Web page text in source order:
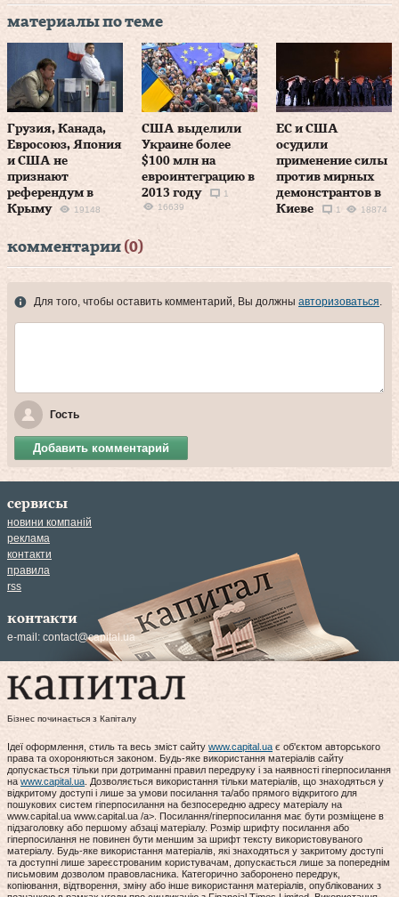
материалы по теме
Грузия, Канада,
Евросоюз, Япония
и США не
признают
референдум в
Крыму
19148
США выделили
Украине более
$100 млн на
евроинтеграцию в
2013 году
1
16639
ЕС и США
осудили
применение силы
против мирных
демонстрантов в
Киеве
1 18874
комментарии (0)
Для того, чтобы оставить комментарий, Вы должны авторизоваться
Гость
Добавить комментарий
сервисы
новини компаній
реклама
контакти
правила
rss
контакти
e-mail: contact@capital.ua
Бізнес починається з Капіталу
Ідеї оформлення, стиль та весь зміст сайту www.capital.ua є об'єктом авторського
права та охороняються законом. Будь-яке використання матеріалів сайту
допускається тільки при дотриманні правил передруку і за наявності гіперпосилання
на www.capital.ua . Дозволяється використання тільки матеріалів, що знаходяться у
відкритому доступі і лише за умови посилання та/або прямого відкритого для
пошукових систем гіперпосилання на безпосередню адресу матеріалу на
www.capital.ua www.capital.ua /a>. Посилання/гіперпосилання має бути розміщене в
підзаголовку або першому абзаці матеріалу. Розмір шрифту посилання або
гіперпосилання не повинен бути меншим за шрифт тексту використовуваного
матеріалу. Будь-яке використання матеріалів, які знаходяться у закритому доступі
та доступні лише зареєстрованим користувачам, допускається лише за попереднім
письмовим дозволом правовласника. Категорично заборонено передрук,
копіювання, відтворення, зміну або інше використання матеріалів, опублікованих з